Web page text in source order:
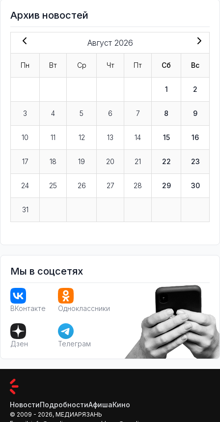
Архив новостей
Август 2026
Пн Вт Ср Чт Пт Сб Вс
1 2
3 4 5 6 7 8 9
10 11 12 13 14 15 16
17 18 19 20 21 22 23
24 25 26 27 28 29 30
31
Мы в соцсетях
ВКонтакте Одноклассники
Дзен Телеграм
НовостиПодробностиАфишаКино
© 2009 - 2026, МЕДИАРЯЗАНЬ